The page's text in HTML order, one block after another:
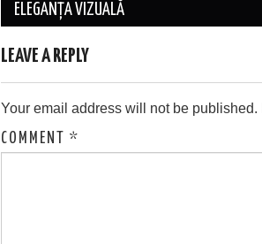
ELEGANȚA VIZUALĂ
LEAVE A REPLY
Your email address will not be published.
COMMENT *